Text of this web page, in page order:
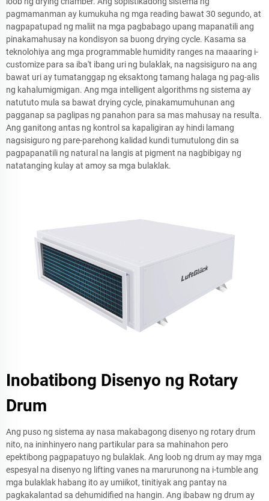
pagmamanman ay kumukuha ng mga reading bawat 30 segundo, at
nagpapatupad ng maliit na mga pagbabago upang mapanatili ang
pinakamahusay na kondisyon sa buong drying cycle. Kasama sa
teknolohiya ang mga programmable humidity ranges na maaaring i-
customize para sa iba't ibang uri ng bulaklak, na nagsisiguro na ang
bawat uri ay tumatanggap ng eksaktong tamang halaga ng pag-alis
ng kahalumigmigan. Ang mga intelligent algorithms ng sistema ay
natututo mula sa bawat drying cycle, pinakamumuhunan ang
pagganap sa paglipas ng panahon para sa mas mahusay na resulta.
Ang ganitong antas ng kontrol sa kapaligiran ay hindi lamang
nagsisiguro ng pare-parehong kalidad kundi tumutulong din sa
pagpapanatili ng natural na langis at pigment na nagbibigay ng
natatanging kulay at amoy sa mga bulaklak.
Inobatibong Disenyo ng Rotary
Drum
Ang puso ng sistema ay nasa makabagong disenyo ng rotary drum
nito, na ininhinyero nang partikular para sa mahinahon pero
epektibong pagpapatuyo ng bulaklak. Ang loob ng drum ay may mga
espesyal na disenyo ng lifting vanes na marurunong na i-tumble ang
mga bulaklak habang ito ay umiikot, tinitiyak ang pantay na
pagkakalantad sa dehumidified na hangin. Ang ibabaw ng drum ay